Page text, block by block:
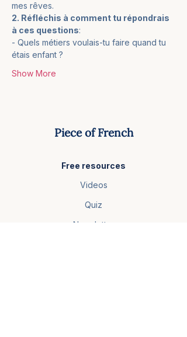
mes rêves.
2. Réfléchis à comment tu répondrais
à ces questions:
- Quels métiers voulais-tu faire quand tu
étais enfant ?
Show More
Piece of French
Free resources
Videos
Quiz
Newsletter